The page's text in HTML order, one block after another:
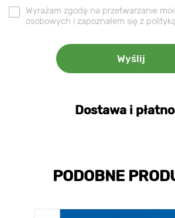
Wyrażam zgodę na przetwarzanie
osobowych i zapoznałem się z
Dostawa i
PODOBNE